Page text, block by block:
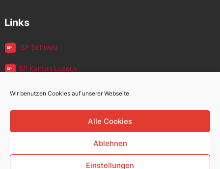
Wir benutzen Cookies auf unserer Webseite
Alle Cookies
Ablehnen
Einstellungen
Links
SP Schweiz
SP Kanton Luzern
JUSO Luzern
SP MigrantInnen
SP 60+